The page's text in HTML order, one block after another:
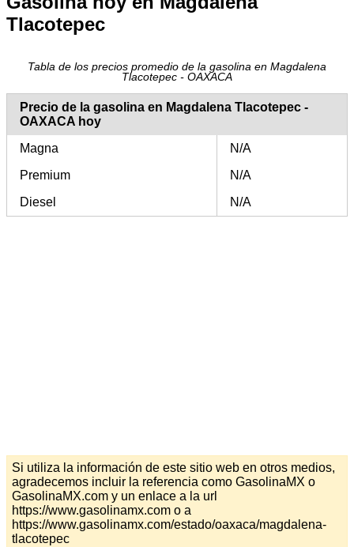
Tlacotepec
Tabla de los precios promedio de la gasolina en Magdalena
Tlacotepec - OAXACA
Precio de la gasolina en Magdalena Tlacotepec -
OAXACA hoy
Magna
N/A
Premium
N/A
Diesel
N/A
Si utiliza la información de este sitio web en otros medios,
agradecemos incluir la referencia como GasolinaMX o
GasolinaMX.com y un enlace a la url
https://www.gasolinamx.com o a
https://www.gasolinamx.com/estado/oaxaca/magdalena-
tlacotepec